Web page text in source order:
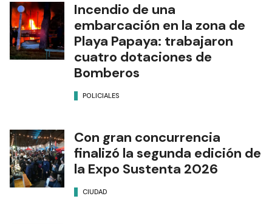
Incendio de una
embarcación en la zona de
Playa Papaya: trabajaron
cuatro dotaciones de
Bomberos
POLICIALES
Con gran concurrencia
finalizó la segunda edición de
la Expo Sustenta 2026
CIUDAD